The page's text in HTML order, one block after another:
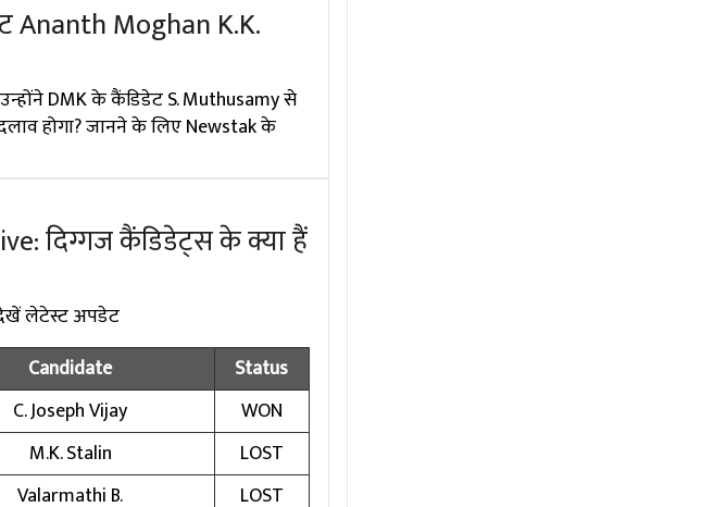
Ananth Moghan K.K.
DMK के कैंडिडेट S. Muthusamy से
होगा? जानने के लिए Newstak के
दिग्गज कैंडिडेट्स के क्या हैं
देखें लेटेस्ट अपडेट
Candidate
Status
C. Joseph Vijay
WON
M.K. Stalin
LOST
Valarmathi B. LOST